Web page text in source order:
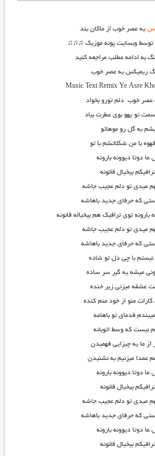
یه عصر خوب از ماکان بند
وبسایت پونه موزیک ♫♫♫
به ادامه مطلب مراجعه کنید
ریمیکس یه عصر خوب
Music TextRemix Ye Asre
عصر خوب دلم تورو بخواد
تو یهو بوی عطرت بیاد
به گل رو موهاتو
با من شکلاتشم با تو
ما دوتا دیوونه بارونه
بیخیال قانونه
میدی تو دلم عجیب جاشه
که حرفای جدید باهاشه
بارونه توی ترافیک هم بیخیاله قانونه
میدی تو دلم عجیب جاشه
که حرفای جدید باهاشه
نیستم با چی دل تو شاده
میشه یه گیر سر ساده
عشقه میزنی زیر خنده
منو از خود منم کنده
قدمای تو باهامه
نیست که وسط اتوبانه
ما یه چیزایی فهمیدن
عمدا میزنیم به نشنیدن
ما دوتا دیوونه بارونه
بیخیال قانونه
میدی تو دلم عجیب جاشه
که حرفای جدید باهاشه
ما دوتا دیوونه بارونه
بیخیال قانونه